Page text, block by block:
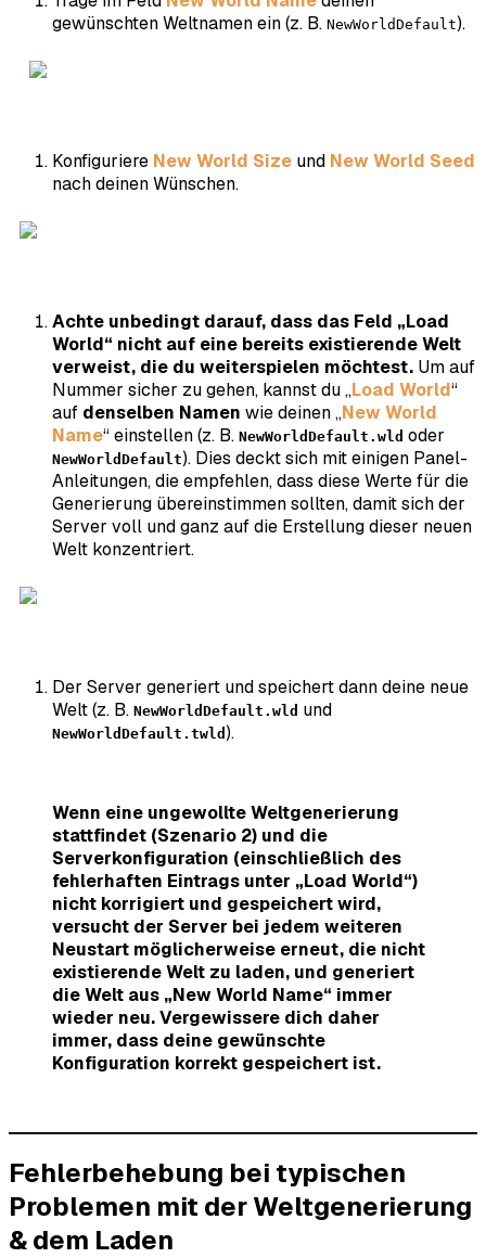
gewünschten Weltnamen ein (z. B. NewWorldDefault).
Konfiguriere New World Size und New World Seed
nach deinen Wünschen.
Achte unbedingt darauf, dass das Feld „Load
World“ nicht auf eine bereits existierende Welt
verweist, die du weiterspielen möchtest. Um auf
Nummer sicher zu gehen, kannst du „Load World“
auf denselben Namen wie deinen „New World
Name“ einstellen (z. B. NewWorldDefault.wld oder
NewWorldDefault). Dies deckt sich mit einigen Panel-
Anleitungen, die empfehlen, dass diese Werte für die
Generierung übereinstimmen sollten, damit sich der
Server voll und ganz auf die Erstellung dieser neuen
Welt konzentriert.
Der Server generiert und speichert dann deine neue
Welt (z. B. NewWorldDefault.wld und
NewWorldDefault.twld ).
Wenn eine ungewollte Weltgenerierung
stattfindet (Szenario 2) und die
Serverkonfiguration (einschließlich des
fehlerhaften Eintrags unter „Load World“)
nicht korrigiert und gespeichert wird,
versucht der Server bei jedem weiteren
Neustart möglicherweise erneut, die nicht
existierende Welt zu laden, und generiert
die Welt aus „New World Name“ immer
wieder neu. Vergewissere dich daher
immer, dass deine gewünschte
Konfiguration korrekt gespeichert ist.
Fehlerbehebung bei typischen
Problemen mit der Weltgenerierung
& dem Laden